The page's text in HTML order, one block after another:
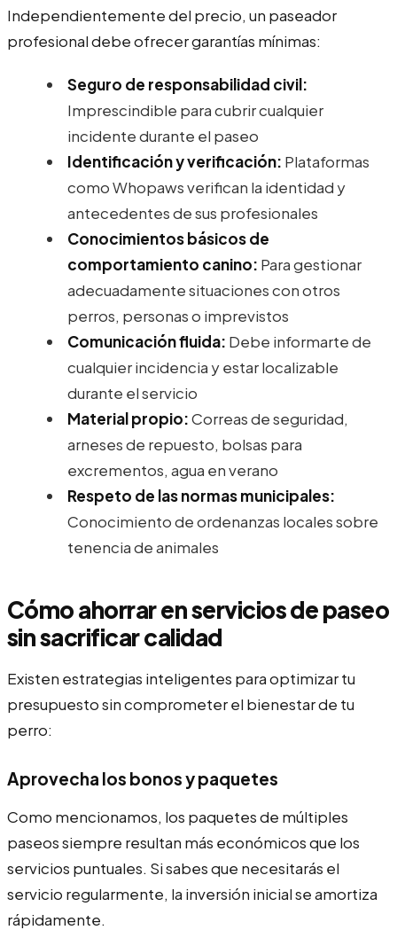
Independientemente del precio, un paseador
profesional debe ofrecer garantías mínimas:
Seguro de responsabilidad civil:
Imprescindible para cubrir cualquier
incidente durante el paseo
Identificación y verificación: Plataformas
como Whopaws verifican la identidad y
antecedentes de sus profesionales
Conocimientos básicos de
comportamiento canino: Para gestionar
adecuadamente situaciones con otros
perros, personas o imprevistos
Comunicación fluida: Debe informarte de
cualquier incidencia y estar localizable
durante el servicio
Material propio:Correas de seguridad,
arneses de repuesto, bolsas para
excrementos, agua en verano
Respeto de las normas municipales:
Conocimiento de ordenanzas locales sobre
tenencia de animales
Cómo ahorrar en servicios de paseo
sin sacrificar calidad
Existen estrategias inteligentes para optimizar tu
presupuesto sin comprometer el bienestar de tu
perro:
Aprovecha los bonos y paquetes
Como mencionamos, los paquetes de múltiples
paseos siempre resultan más económicos que los
servicios puntuales. Si sabes que necesitarás el
servicio regularmente, la inversión inicial se amortiza
rápidamente.